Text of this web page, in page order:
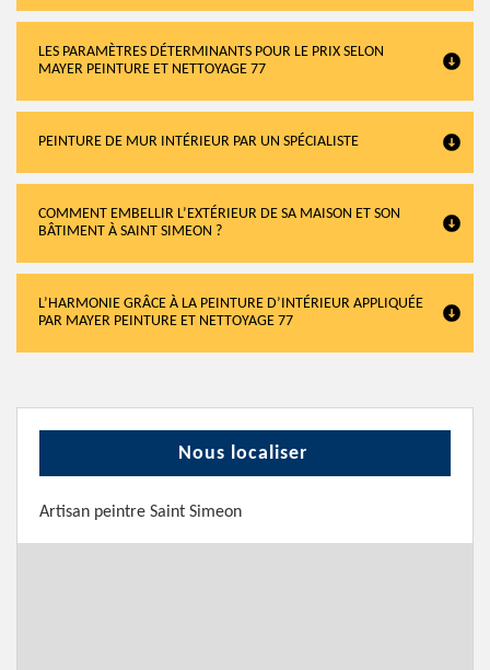
LES PARAMÈTRES DÉTERMINANTS POUR LE PRIX SELON
MAYER PEINTURE ET NETTOYAGE 77
PEINTURE DE MUR INTÉRIEUR PAR UN SPÉCIALISTE
COMMENT EMBELLIR L’EXTÉRIEUR DE SA MAISON ET SON
BÂTIMENT À SAINT SIMEON ?
L’HARMONIE GRÂCE À LA PEINTURE D’INTÉRIEUR APPLIQUÉE
PAR MAYER PEINTURE ET NETTOYAGE 77
Nous localiser
Artisan peintre Saint Simeon